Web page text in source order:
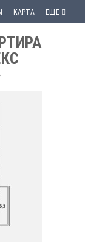
КАРТА ЕЩЕ